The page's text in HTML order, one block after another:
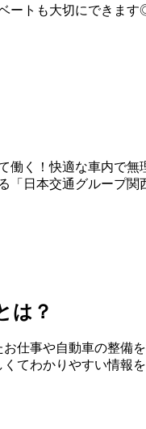
ートも大切にできま
働く！快適な車内で無
「日本交通グループ
は？
仕事や自動車の整備
てわかりやすい情報